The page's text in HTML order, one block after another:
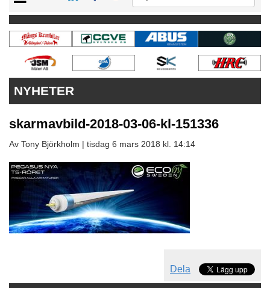
KONTAKT
VÅRA ANDRA MAGASIN
PRENUMERERA
ANNONSERA
NYHETER
skarmavbild-2018-03-06-kl-151336
Av Tony Björkholm | tisdag 6 mars 2018 kl. 14:14
Dela